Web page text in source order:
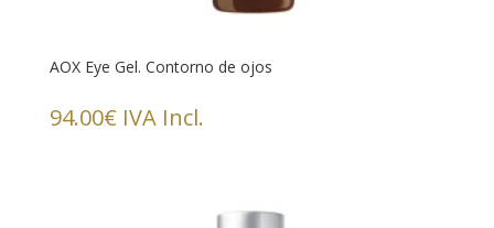
AOX Eye Gel. Contorno de ojos
94.00€ IVA Incl.